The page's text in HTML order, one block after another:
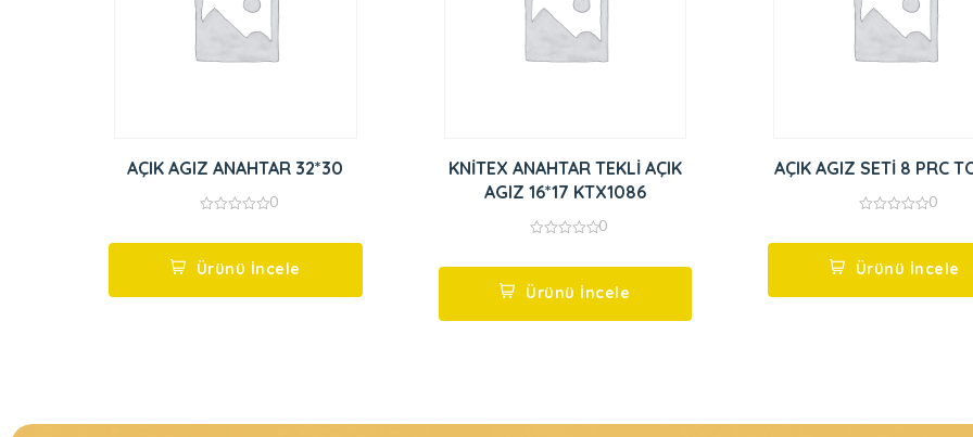
AÇIK AGIZ ANAHTAR 32*30
5
0
Ürünü İncele
KNİTEX ANAHTAR TEKLİ AÇIK
AGIZ 16*17 KTX1086
5
0
Ürünü İncele
AÇIK AGIZ SETİ 8 PRC
5
0
Ürünü İncele